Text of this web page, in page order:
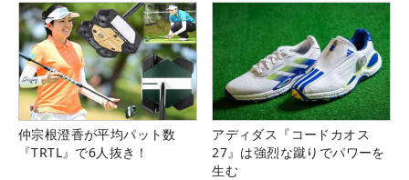
仲宗根澄香が平均パット数
『TRTL』で6人抜き！
アディダス『コードカオス
27』は強烈な蹴りでパワーを
生む